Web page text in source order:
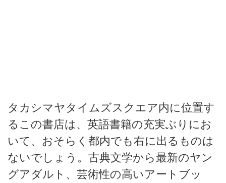
タカシマヤタイムズスクエア内に位置す
るこの書店は、英語書籍の充実ぶりにお
いて、おそらく都内でも右に出るものは
ないでしょう。古典文学から最新のヤン
グアダルト、芸術性の高いアートブッ